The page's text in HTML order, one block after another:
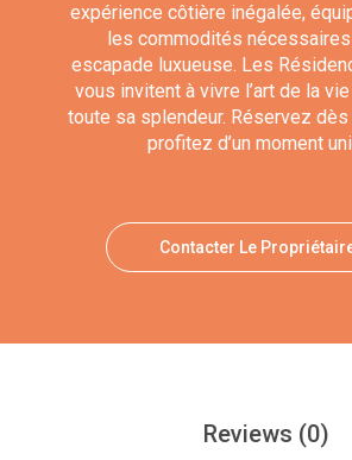
expérience côtière inégalée,
les commodités nécessaires
escapade luxueuse. Les
vous invitent à vivre l’art de la
toute sa splendeur. Réservez
profitez d’un moment
Contacter Le
Reviews (0)